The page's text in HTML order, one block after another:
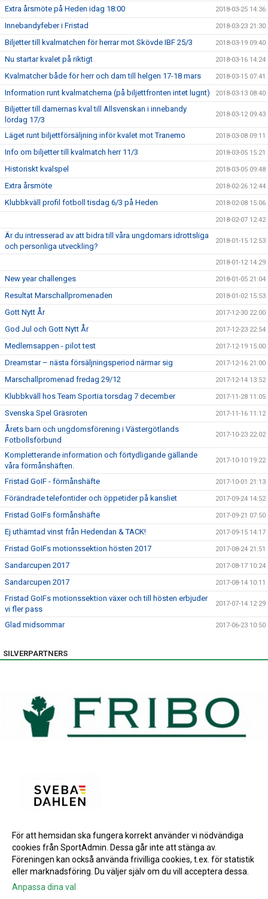
Extra årsmöte på Heden idag 18:00 2018-03-25 14:36
Innebandyfeber i Fristad 2018-03-23 21:30
Biljetter till kvalmatchen för herrar mot Skövde IBF 25/3 2018-03-19 09:40
Nu startar kvalet på riktigt 2018-03-16 14:24
Kvalmatcher både för herr och dam till helgen 17-18 mars 2018-03-15 07:41
Information runt kvalmatcherna (på biljettfronten intet lugnt) 2018-03-13 08:40
Biljetter till damernas kval till Allsvenskan i innebandy
lördag 17/3
2018-03-12 09:43
Läget runt biljettförsäljning inför kvalet mot Tranemo 2018-03-08 09:11
Info om biljetter till kvalmatch herr 11/3 2018-03-05 15:21
Historiskt kvalspel 2018-03-05 09:48
Extra årsmöte 2018-02-26 12:44
Klubbkväll profil fotboll tisdag 6/3 på Heden 2018-02-08 15:06
2018-02-07 12:42
Är du intresserad av att bidra till våra ungdomars idrottsliga
och personliga utveckling?
2018-01-15 12:53
2018-01-12 14:29
New year challenges 2018-01-05 21:04
Resultat Marschallpromenaden 2018-01-02 15:53
Gott Nytt År 2017-12-30 22:00
God Jul och Gott Nytt År 2017-12-23 22:54
Medlemsappen - pilot test 2017-12-19 15:00
Dreamstar – nästa försäljningsperiod närmar sig 2017-12-16 21:00
Marschallpromenad fredag 29/12 2017-12-14 13:52
Klubbkväll hos Team Sportia torsdag 7 december 2017-11-28 11:05
Svenska Spel Gräsroten 2017-11-16 11:12
Årets barn och ungdomsförening i Västergötlands
Fotbollsförbund
2017-10-23 22:02
Kompletterande information och förtydligande gällande
våra förmånshäften.
2017-10-10 19:22
Fristad GoIF - förmånshäfte 2017-10-01 21:13
Förändrade telefontider och öppetider på kansliet 2017-09-24 14:52
Fristad GoIFs förmånshäfte 2017-09-21 07:50
Ej uthämtad vinst från Hedendan & TACK! 2017-09-15 14:17
Fristad GoIFs motionssektion hösten 2017 2017-08-24 21:51
Sandarcupen 2017 2017-08-17 10:24
Sandarcupen 2017 2017-08-14 10:11
Fristad GoIFs motionssektion växer och till hösten erbjuder
vi fler pass
2017-07-14 12:29
Glad midsommar 2017-06-23 10:50
SILVERPARTNERS
BRONSPARTNERS
INSTAGRAM
För att hemsidan ska fungera korrekt använder vi nödvändiga
cookies från SportAdmin. Dessa går inte att stänga av.
Föreningen kan också använda frivilliga cookies, t.ex. för statistik
eller marknadsföring. Du väljer själv om du vill acceptera dessa.
Anpassa dina val